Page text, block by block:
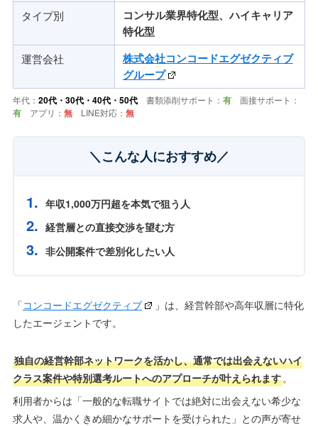
タイプ別 コンサル業界特化型、ハイキャリア
特化型
運営会社
株式会社コンコードエグゼクティブ
グループ
年代： 20代・30代・40代・50代書類添削サポート： 有面接サポート：
有アプリ： 無LINE対応： 無
＼こんな人におすすめ／
年収1,000万円超を本気で狙う人
経営層との直接交渉を望む方
非公開案件で差別化したい人
「コンコードエグゼクティブ
」は、経営幹部や高年収層に特化
したエージェントです。
独自の経営幹部ネットワークを活かし、通常では出会えないハイ
クラス案件や特別選考ルートへのアプローチが叶えられます。
利用者からは「一般的な転職サイトでは絶対に出会えない希少な
求人や、温かくきめ細かなサポートを受けられた」との声が寄せ